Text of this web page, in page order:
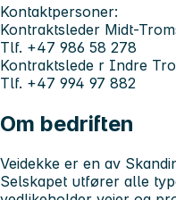
Kontaktpersoner:
Kontraktsleder Midt-
Tlf. +47 986 58 278
Kontraktslede r Indre
Tlf. +47 994 97 882
Om bedriften
Veidekke er en av
Selskapet utfører alle